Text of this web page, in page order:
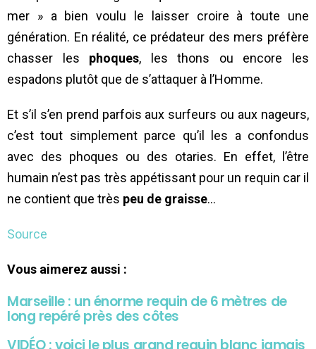
mer » a bien voulu le laisser croire à toute une
génération. En réalité, ce prédateur des mers préfère
chasser les phoques, les thons ou encore les
espadons plutôt que de s’attaquer à l’Homme.
Et s’il s’en prend parfois aux surfeurs ou aux nageurs,
c’est tout simplement parce qu’il les a confondus
avec des phoques ou des otaries. En effet, l’être
humain n’est pas très appétissant pour un requin car il
ne contient que très peu de graisse…
Source
Vous aimerez aussi :
Marseille : un énorme requin de 6 mètres de
long repéré près des côtes
VIDÉO : voici le plus grand requin blanc jamais